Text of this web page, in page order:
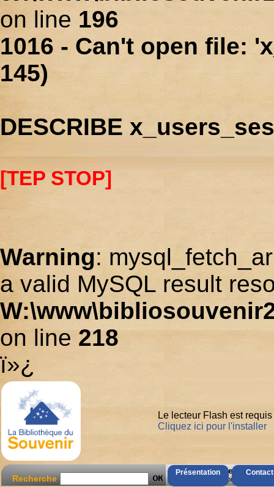
on line 196
1016 - Can't open file:
145)
DESCRIBE
[TEP STOP]
Warning:
a valid MySQL result
on line 218
ï»¿
Présentation
Le lecteur Flash est
Cliquez ici pour l'installer
Recherche
AccÃ¨s Client
Mot de passe oubliÃ© ?